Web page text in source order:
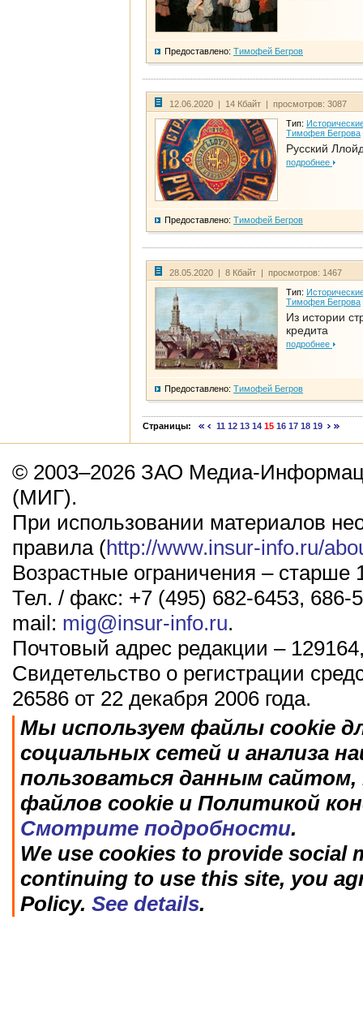
Предоставлено: Тимофей Бегров
12.06.2020 | 14 Кбайт | просмотров: 3087
Тип:
Тимофея Бегрова
Русский
подробнее
Предоставлено: Тимофей Бегров
28.05.2020 | 8 Кбайт | просмотров: 1467
Тип:
Тимофея Бегрова
Из истории
кредита
подробнее
Предоставлено: Тимофей Бегров
Страницы: 11 12 13 14 15 16 17 18 19
© 2003–2026 ЗАО Медиа-
(МИГ).
При использовании материалов
правила (http://www.insur-info.ru/
Возрастные ограничения – старше
Тел. / факс: +7 (495) 682-6453, 686-
mail: mig@insur-info.ru.
Почтовый адрес редакции –
Свидетельство о регистрации
26586 от 22 декабря 2006 года.
Мы используем файлы cookie
социальных сетей и анализа
пользоваться данным
файлов cookie и Политикой
Смотрите подробности.
We use cookies to provide social
continuing to use this site, you
Policy. See details.